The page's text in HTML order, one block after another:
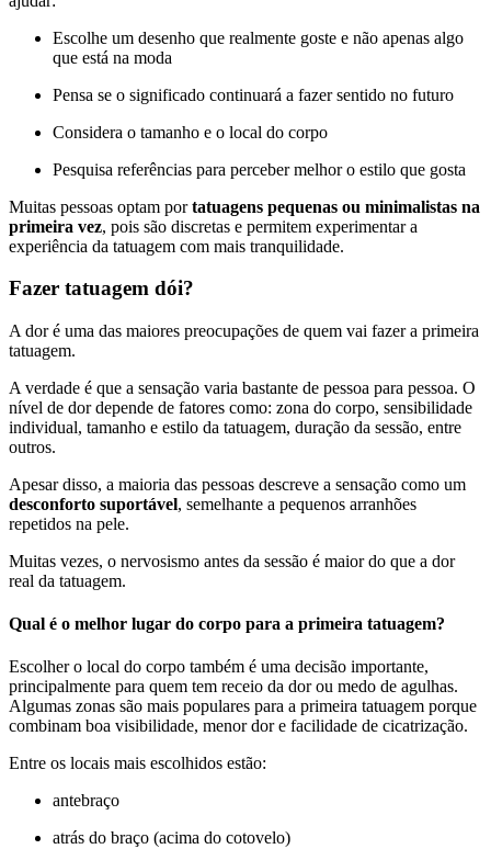
Escolhe um desenho que realmente goste e não apenas algo
que está na moda
Pensa se o significado continuará a fazer sentido no futuro
Considera o tamanho e o local do corpo
Pesquisa referências para perceber melhor o estilo que gosta
Muitas pessoas optam portatuagens pequenas ou minimalistas na
primeira vez, pois são discretas e permitem experimentar a
experiência da tatuagem com mais tranquilidade.
Fazer tatuagem dói?
A dor é uma das maiores preocupações de quem vai fazer a primeira
tatuagem.
A verdade é que a sensação varia bastante de pessoa para pessoa. O
nível de dor depende de fatores como: zona do corpo, sensibilidade
individual, tamanho e estilo da tatuagem, duração da sessão, entre
outros.
Apesar disso, a maioria das pessoas descreve a sensação como um
desconforto suportável, semelhante a pequenos arranhões
repetidos na pele.
Muitas vezes, o nervosismo antes da sessão é maior do que a dor
real da tatuagem.
Qual é o melhor lugar do corpo para a primeira tatuagem?
Escolher o local do corpo também é uma decisão importante,
principalmente para quem tem receio da dor ou medo de agulhas.
Algumas zonas são mais populares para a primeira tatuagem porque
combinam boa visibilidade, menor dor e facilidade de cicatrização.
Entre os locais mais escolhidos estão:
antebraço
atrás do braço (acima do cotovelo)